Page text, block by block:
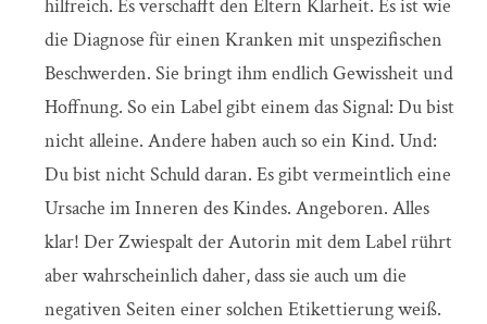
hilfreich. Es verschafft den Eltern Klarheit. Es ist wie
die Diagnose für einen Kranken mit unspezifischen
Beschwerden. Sie bringt ihm endlich Gewissheit und
Hoffnung. So ein Label gibt einem das Signal: Du bist
nicht alleine. Andere haben auch so ein Kind. Und:
Du bist nicht Schuld daran. Es gibt vermeintlich eine
Ursache im Inneren des Kindes. Angeboren. Alles
klar! Der Zwiespalt der Autorin mit dem Label rührt
aber wahrscheinlich daher, dass sie auch um die
negativen Seiten einer solchen Etikettierung weiß.